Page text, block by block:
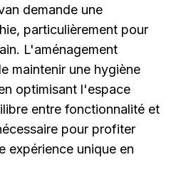
demande une
particulièrement pour
L'aménagement
maintenir une hygiène
optimisant l'espace
entre fonctionnalité et
pour profiter
expérience unique en